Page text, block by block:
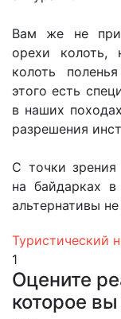
Вам же не
орехи колоть,
колоть
этого есть
в наших
разрешения
С точки зрения
на байдарках
альтернативы
Туристический
1
Оцените
которое